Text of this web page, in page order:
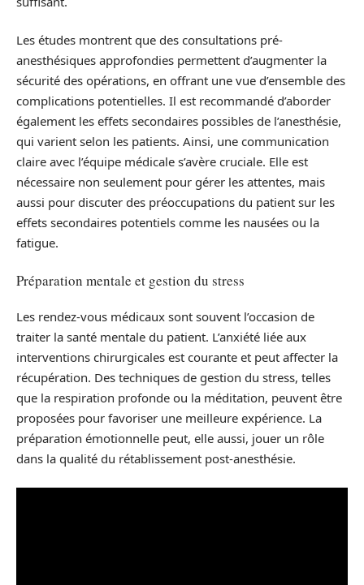
Les études montrent que des consultations pré-
anesthésiques approfondies permettent d’augmenter la
sécurité des opérations, en offrant une vue d’ensemble des
complications potentielles. Il est recommandé d’aborder
également les effets secondaires possibles de l’anesthésie,
qui varient selon les patients. Ainsi, une communication
claire avec l’équipe médicale s’avère cruciale. Elle est
nécessaire non seulement pour gérer les attentes, mais
aussi pour discuter des préoccupations du patient sur les
effets secondaires potentiels comme les nausées ou la
fatigue.
Préparation mentale et gestion du stress
Les rendez-vous médicaux sont souvent l’occasion de
traiter la santé mentale du patient. L’anxiété liée aux
interventions chirurgicales est courante et peut affecter la
récupération. Des techniques de gestion du stress, telles
que la respiration profonde ou la méditation, peuvent être
proposées pour favoriser une meilleure expérience. La
préparation émotionnelle peut, elle aussi, jouer un rôle
dans la qualité du rétablissement post-anesthésie.